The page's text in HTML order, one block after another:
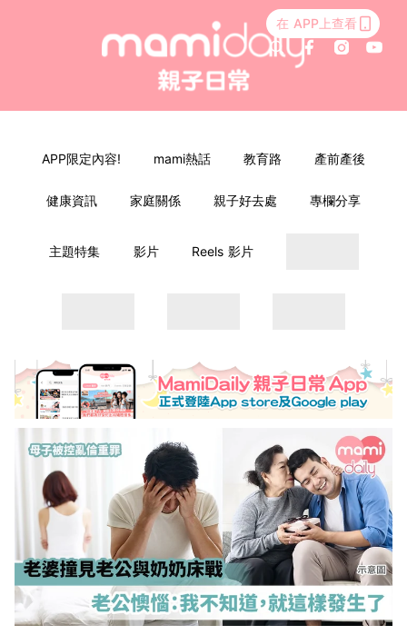
在 APP上查看
APP限定內容! mami熱話 教育路 產前產後
健康資訊 家庭關係 親子好去處 專欄分享
主題特集 影片 Reels 影片